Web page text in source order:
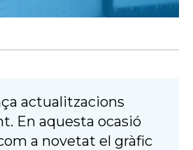
actualitzacions
En aquesta ocasió
a novetat el gràfic